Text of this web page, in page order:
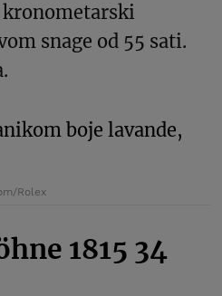
snage od 55 sati.
Rolex
1815 34